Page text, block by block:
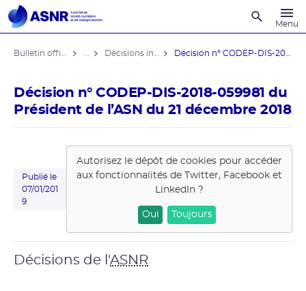
Menu
Décision n° CODEP-DIS-2018-059981 du
Président de l’ASN du 21 décembre 2018
Publié le
07/01/201
9
Autorisez le dépôt de cookies pour accéder
aux fonctionnalités deTwitter, Facebook et
LinkedIn ?
Oui Toujours
Décisions de l'ASNR